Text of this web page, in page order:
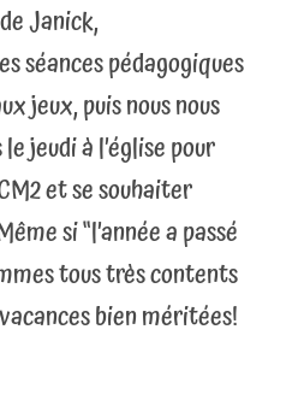
Janick,
séances pédagogiques
jeux, puis nous nous
jeudi à l’église pour
et se souhaiter
si “l’année a passé
tous très contents
bien méritées!